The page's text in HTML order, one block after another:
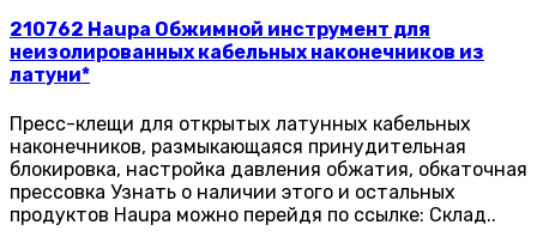
210762 Haupa Обжимной инструмент для
неизолированных кабельных наконечников из
латуни*
Пресс-клещи для открытых латунных кабельных
наконечников, размыкающаяся принудительная
блокировка, настройка давления обжатия, обкаточная
прессовка Узнать о наличии этого и остальных
продуктов Haupa можно перейдя по ссылке: Склад..